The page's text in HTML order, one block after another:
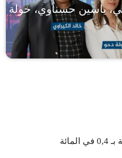
ياسين حسناوي، خولة